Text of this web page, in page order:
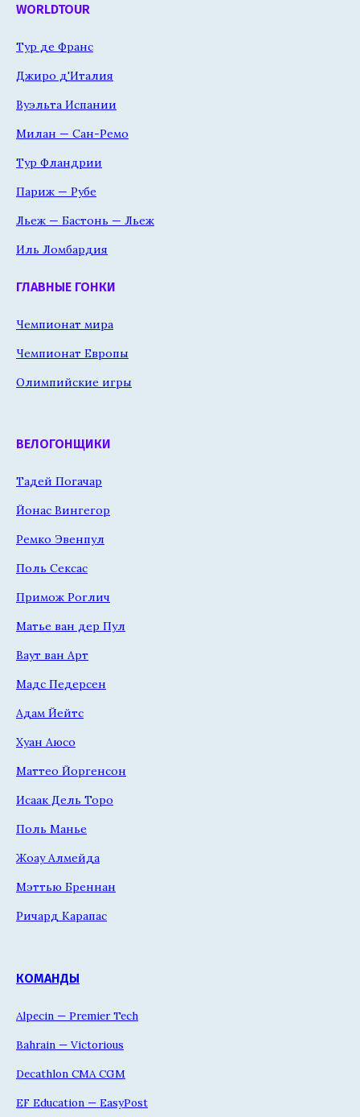
WORLDTOUR
Тур де Франс
Джиро д'Италия
Вуэльта Испании
Милан — Сан-Ремо
Тур Фландрии
Париж — Рубе
Льеж — Бастонь — Льеж
Иль Ломбардия
ГЛАВНЫЕ ГОНКИ
Чемпионат мира
Чемпионат Европы
Олимпийские игры
ВЕЛОГОНЩИКИ
Тадей Погачар
Йонас Вингегор
Ремко Эвенпул
Поль Сексас
Примож Роглич
Матье ван дер Пул
Ваут ван Арт
Мадс Педерсен
Адам Йейтс
Хуан Аюсо
Маттео Йоргенсон
Исаак Дель Торо
Поль Манье
Жоау Алмейда
Мэттью Бреннан
Ричард Карапас
КОМАНДЫ
Alpecin — Premier Tech
Bahrain — Victorious
Decathlon CMA CGM
EF Education — EasyPost